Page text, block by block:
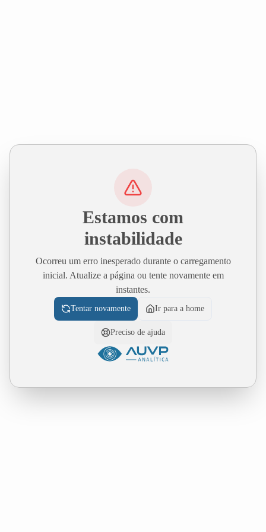
Estamos com
instabilidade
Ocorreu um erro inesperado durante o carregamento
inicial. Atualize a página ou tente novamente em
instantes.
Tentar novamente Ir para a home
Preciso de ajuda